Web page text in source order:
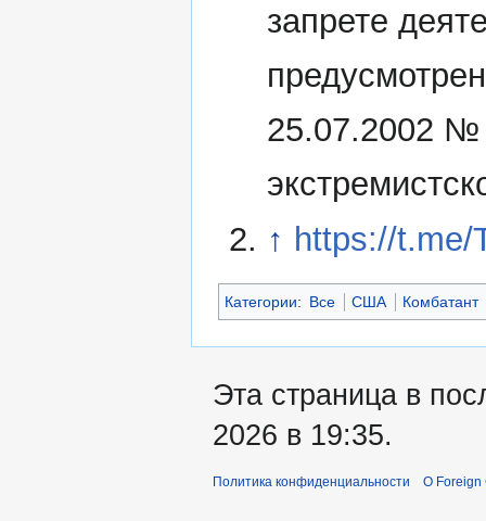
запрете
25.07.2002 №
↑ https://t.me/
Категории: Все США Комбатант
Эта страница в
2026 в 19:35.
Политика конфиденциальности О Foreign